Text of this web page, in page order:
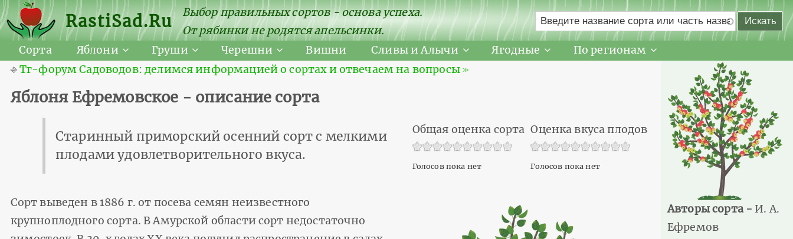
RastiSad.Ru
Выбор правильных сортов - основа успеха.
От рябинки не родятся апельсинки.
Сорта
Яблони Груши Черешни Вишни Сливы и Алычи Ягодные
По регионам
⎆Тг-форум Садоводов: делимся информацией о сортах и отвечаем на вопросы ≫
Яблоня Ефремовское - описание сорта
Оценка вкуса плодов
Голосов пока нет
Общая оценка сорта
Голосов пока нет
Старинный приморский осенний сорт с мелкими
плодами удовлетворительного вкуса.
Сорт выведен в 1886 г. от посева семян неизвестного
крупноплодного сорта. В Амурской области сорт недостаточно
Авторы сорта - И. А.
Ефремов